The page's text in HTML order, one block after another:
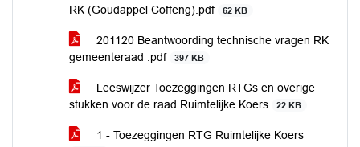
RK (Goudappel Coffeng).pdf
62 KB
201120 Beantwoording technische vragen RK
gemeenteraad .pdf
397 KB
Leeswijzer Toezeggingen RTGs en overige
stukken voor de raad Ruimtelijke Koers
22 KB
1 - Toezeggingen RTG Ruimtelijke Koers